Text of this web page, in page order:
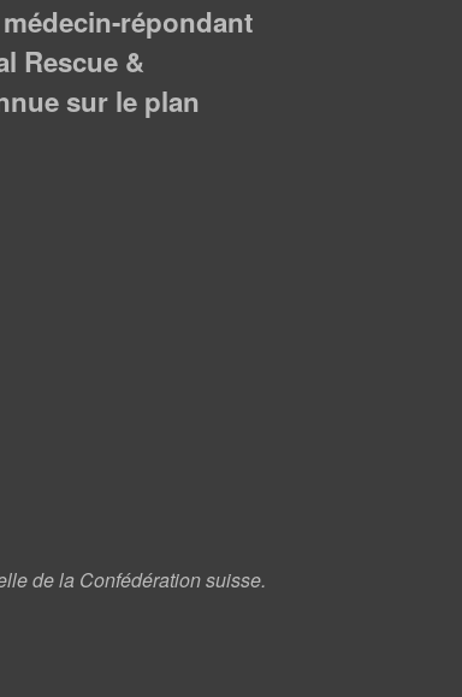
répondant
Rescue &
sur le plan
de la Confédération suisse.